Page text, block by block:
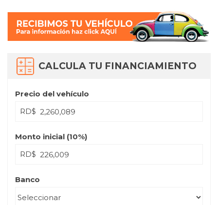
CALCULA TU FINANCIAMIENTO
Precio del vehículo
RD$
Monto inicial (10%)
RD$
Banco